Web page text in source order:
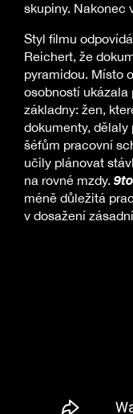
skupiny. Nakonec
Styl filmu
Reichert, že
pyramidou. Místo
osobností ukázala
základny: žen,
dokumenty, dělaly
šéfům pracovní
učily plánovat
na rovné mzdy.
méně důležitá
v dosažení